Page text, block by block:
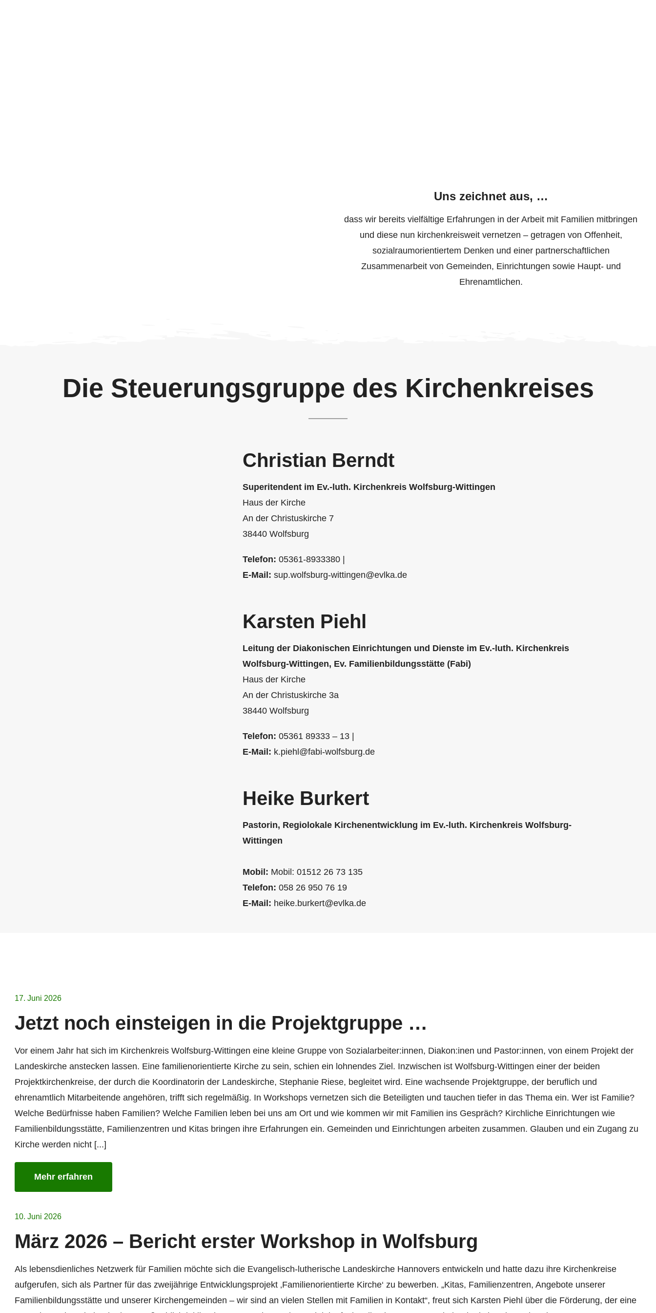
Uns zeichnet aus, …
dass wir bereits vielfältige Erfahrungen in der Arbeit mit Familien mitbringen
und diese nun kirchenkreisweit vernetzen – getragen von Offenheit,
sozialraumorientiertem Denken und einer partnerschaftlichen
Zusammenarbeit von Gemeinden, Einrichtungen sowie Haupt- und
Ehrenamtlichen.
Die Steuerungsgruppe des Kirchenkreises
Christian Berndt
Superitendent im Ev.-luth. Kirchenkreis Wolfsburg-Wittingen
Haus der Kirche
An der Christuskirche 7
38440 Wolfsburg
Telefon: 05361-8933380 |
E-Mail: sup.wolfsburg-wittingen@evlka.de
Karsten Piehl
Leitung der Diakonischen Einrichtungen und Dienste im Ev.-luth. Kirchenkreis
Wolfsburg-Wittingen, Ev. Familienbildungsstätte (Fabi)
Haus der Kirche
An der Christuskirche 3a
38440 Wolfsburg
Telefon: 05361 89333 – 13 |
E-Mail: k.piehl@fabi-wolfsburg.de
Heike Burkert
Pastorin, Regiolokale Kirchenentwicklung im Ev.-luth. Kirchenkreis Wolfsburg-
Wittingen
Mobil: Mobil: 01512 26 73 135
Telefon: 058 26 950 76 19
E-Mail: heike.burkert@evlka.de
17. Juni 2026
Jetzt noch einsteigen in die Projektgruppe …
Vor einem Jahr hat sich im Kirchenkreis Wolfsburg-Wittingen eine kleine Gruppe von Sozialarbeiter:innen, Diakon:inen und Pastor:innen, von einem Projekt der
Landeskirche anstecken lassen. Eine familienorientierte Kirche zu sein, schien ein lohnendes Ziel. Inzwischen ist Wolfsburg-Wittingen einer der beiden
Projektkirchenkreise, der durch die Koordinatorin der Landeskirche, Stephanie Riese, begleitet wird. Eine wachsende Projektgruppe, der beruflich und
ehrenamtlich Mitarbeitende angehören, trifft sich regelmäßig. In Workshops vernetzen sich die Beteiligten und tauchen tiefer in das Thema ein. Wer ist Familie?
Welche Bedürfnisse haben Familien? Welche Familien leben bei uns am Ort und wie kommen wir mit Familien ins Gespräch? Kirchliche Einrichtungen wie
Familienbildungsstätte, Familienzentren und Kitas bringen ihre Erfahrungen ein. Gemeinden und Einrichtungen arbeiten zusammen. Glauben und ein Zugang zu
Kirche werden nicht [...]
Mehr erfahren
10. Juni 2026
März 2026 – Bericht erster Workshop in Wolfsburg
Als lebensdienliches Netzwerk für Familien möchte sich die Evangelisch-lutherische Landeskirche Hannovers entwickeln und hatte dazu ihre Kirchenkreise
aufgerufen, sich als Partner für das zweijährige Entwicklungsprojekt ‚Familienorientierte Kirche‘ zu bewerben. „Kitas, Familienzentren, Angebote unserer
Familienbildungsstätte und unserer Kirchengemeinden – wir sind an vielen Stellen mit Familien in Kontakt“, freut sich Karsten Piehl über die Förderung, der eine